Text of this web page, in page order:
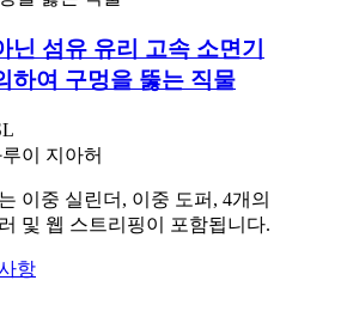
닌 섬유 유리 고속 소면기
하여 구멍을 뚫는 직물
이 지아허
이중 실린더, 이중 도퍼, 4개의
및 웹 스트리핑이 포함됩니다.
항